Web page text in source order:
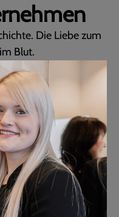
Die Liebe zum
Blut.